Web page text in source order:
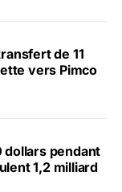
de 11
vers Pimco
dollars pendant
1,2 milliard